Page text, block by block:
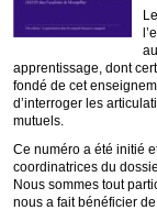
apprentissage, dont
fondé de cet
d’interroger les
mutuels.
Ce numéro a été initié
coordinatrices du
Nous sommes tout
nous a fait bénéficier